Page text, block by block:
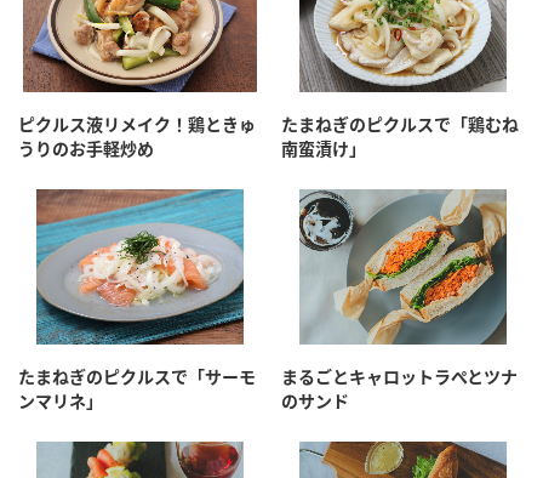
ピクルス液リメイク！鶏ときゅ
うりのお手軽炒め
たまねぎのピクルスで「鶏むね
南蛮漬け」
たまねぎのピクルスで「サーモ
ンマリネ」
まるごとキャロットラぺとツナ
のサンド